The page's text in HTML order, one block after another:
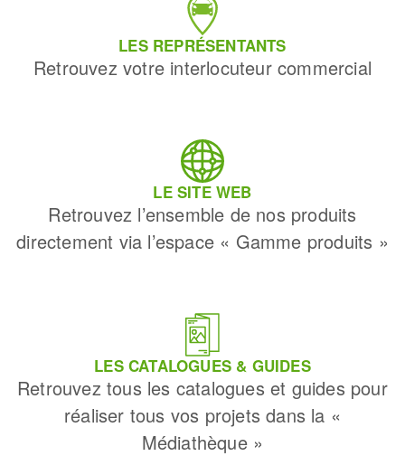
LES REPRÉSENTANTS
Retrouvez votre interlocuteur commercial
LE SITE WEB
Retrouvez l’ensemble de nos produits
directement via l’espace « Gamme produits »
LES CATALOGUES & GUIDES
Retrouvez tous les catalogues et guides pour
réaliser tous vos projets dans la «
Médiathèque »